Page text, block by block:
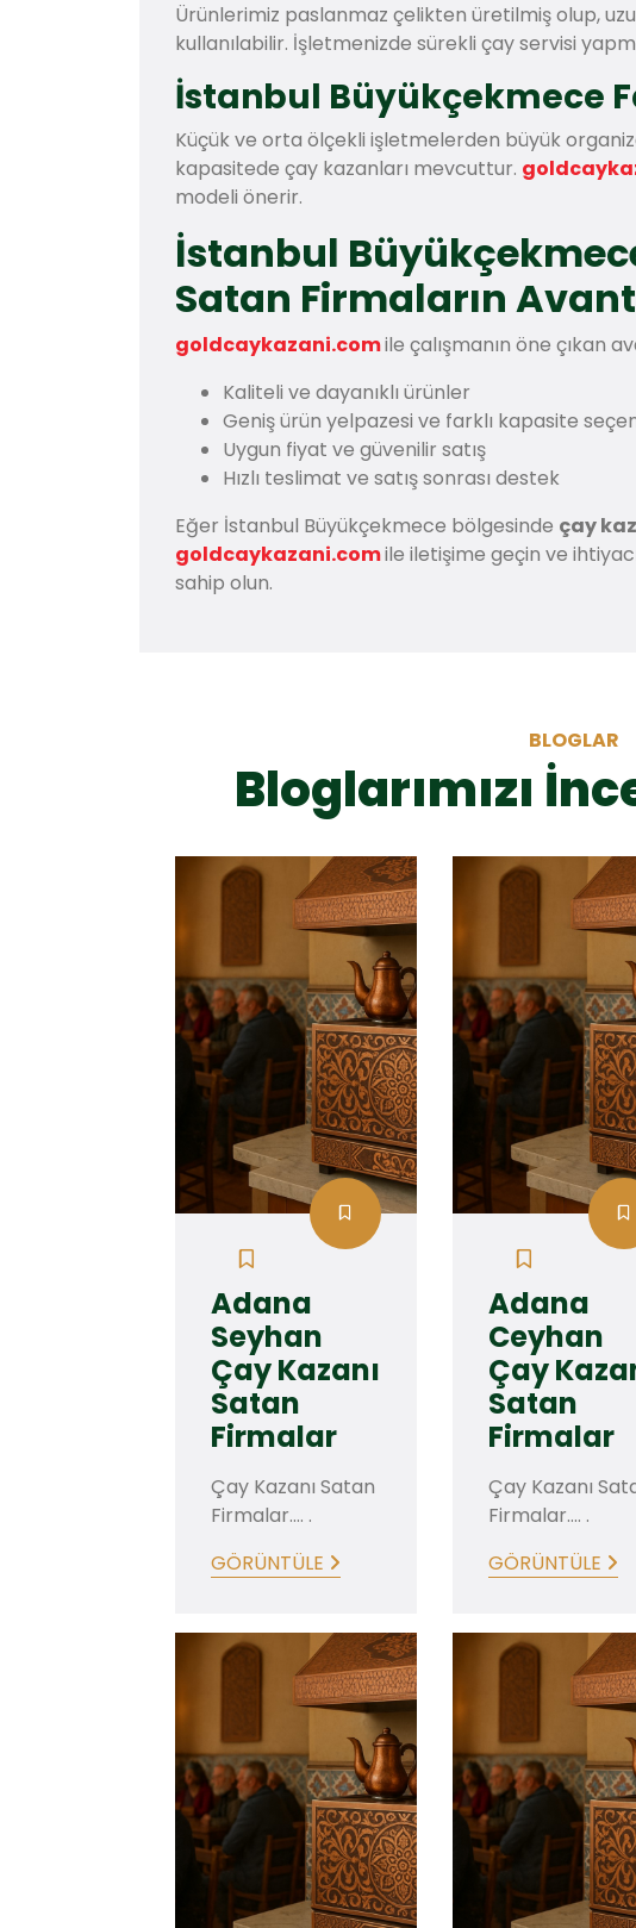
Ürünlerimiz paslanmaz çelikten üretilmiş olup,
kullanılabilir. İşletmenizde sürekli çay servisi
İstanbul Büyükçekmece
Küçük ve orta ölçekli işletmelerden büyük
kapasitede çay kazanları mevcuttur.
modeli önerir.
İstanbul
Satan Firmaların
goldcaykazani.comile çalışmanın öne çıkan
Kaliteli ve dayanıklı ürünler
Geniş ürün yelpazesi ve farklı kapasite
Uygun fiyat ve güvenilir satış
Hızlı teslimat ve satış sonrası destek
Eğer İstanbul Büyükçekmece bölgesinde çay
goldcaykazani.comile iletişime geçin ve
sahip olun.
BLOGLAR
Bloglarımızı
Adana
Seyhan
Çay Kazanı
Satan
Firmalar
Çay Kazanı Satan
Firmalar.... .
GÖRÜNTÜLE
Adana
Ceyhan
Çay
Satan
Firmalar
Çay Kazanı
Firmalar.... .
GÖRÜNTÜLE